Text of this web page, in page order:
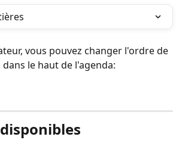
vous pouvez changer l'ordre de
le haut de l'agenda: